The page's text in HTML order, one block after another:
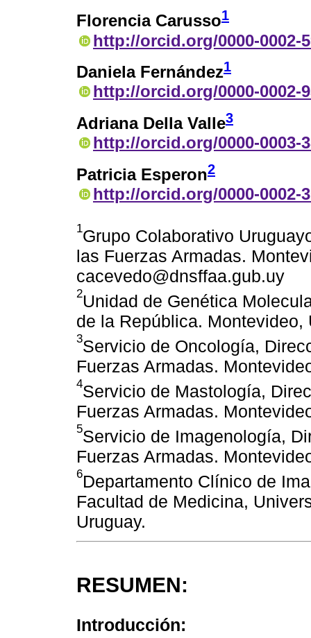
Florencia Carusso1
http://orcid.org/0000-0002-
Daniela Fernández1
http://orcid.org/0000-0002-
Adriana Della Valle3
http://orcid.org/0000-0003-
Patricia Esperon2
http://orcid.org/0000-0002-
1Grupo Colaborativo
las Fuerzas Armadas.
cacevedo@dnsffaa.gub.uy
2Unidad de Genética
de la República. Montevideo,
3Servicio de Oncología,
Fuerzas Armadas.
4Servicio de Mastología,
Fuerzas Armadas.
5Servicio de Imagenología,
Fuerzas Armadas.
6Departamento Clínico de
Facultad de Medicina,
Uruguay.
RESUMEN:
Introducción: